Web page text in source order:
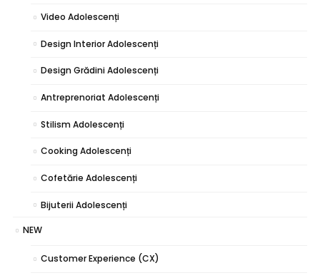
Video Adolescenți
Design Interior Adolescenți
Design Grădini Adolescenți
Antreprenoriat Adolescenți
Stilism Adolescenți
Cooking Adolescenți
Cofetărie Adolescenți
Bijuterii Adolescenți
NEW
Customer Experience (CX)